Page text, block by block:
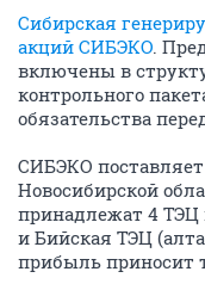
Сибирская
акций СИБЭКО.
включены в
контрольного
обязательства
СИБЭКО
Новосибирской
принадлежат 4 ТЭЦ
и Бийская ТЭЦ
прибыль приносит